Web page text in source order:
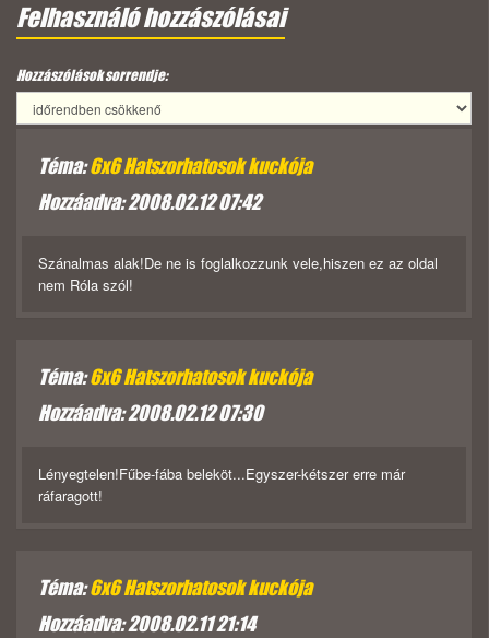
Felhasználó hozzászólásai
Hozzászólások sorrendje:
Téma:6x6 Hatszorhatosok kuckója
Hozzáadva: 2008.02.12 07:42
Szánalmas alak!De ne is foglalkozzunk vele,hiszen ez az oldal
nem Róla szól!
Téma:6x6 Hatszorhatosok kuckója
Hozzáadva: 2008.02.12 07:30
Lényegtelen!Fűbe-fába beleköt...Egyszer-kétszer erre már
ráfaragott!
Téma:6x6 Hatszorhatosok kuckója
Hozzáadva: 2008.02.11 21:14